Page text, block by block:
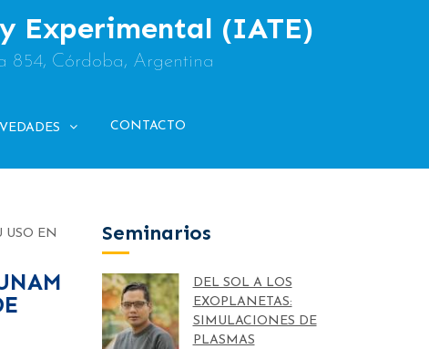
Experimental (IATE)
854, Córdoba, Argentina
CONTACTO
USO EN
Seminarios
DEL SOL A LOS
EXOPLANETAS:
SIMULACIONES DE
PLASMAS